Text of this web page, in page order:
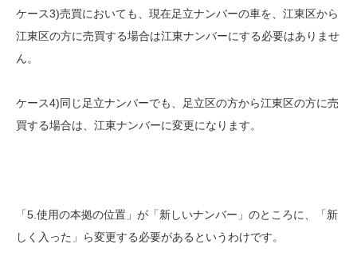
ケース3)売買においても、現在足立ナンバーの車を、江東区から
江東区の方に売買する場合は江東ナンバーにする必要はありませ
ん。
ケース4)同じ足立ナンバーでも、足立区の方から江東区の方に売
買する場合は、江東ナンバーに変更になります。
「5.使用の本拠の位置」が「新しいナンバー」のところに、「新
しく入った」ら変更する必要があるというわけです。